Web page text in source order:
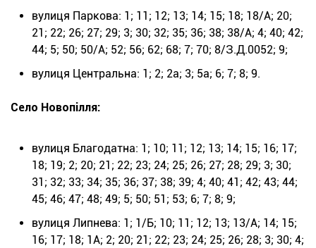
вулиця Паркова: 1; 11; 12; 13; 14; 15; 18; 18/А; 20;
21; 22; 26; 27; 29; 3; 30; 32; 35; 36; 38; 38/А; 4; 40; 42;
44; 5; 50; 50/А; 52; 56; 62; 68; 7; 70; 8/З.Д.0052; 9;
вулиця Центральна: 1; 2; 2а; 3; 5а; 6; 7; 8; 9.
Село Новопілля:
вулиця Благодатна: 1; 10; 11; 12; 13; 14; 15; 16; 17;
18; 19; 2; 20; 21; 22; 23; 24; 25; 26; 27; 28; 29; 3; 30;
31; 32; 33; 34; 35; 36; 37; 38; 39; 4; 40; 41; 42; 43; 44;
45; 46; 47; 48; 49; 5; 50; 51; 53; 6; 7; 8; 9;
вулиця Липнева: 1; 1/Б; 10; 11; 12; 13; 13/А; 14; 15;
16; 17; 18; 1А; 2; 20; 21; 22; 23; 24; 25; 26; 28; 3; 30; 4;